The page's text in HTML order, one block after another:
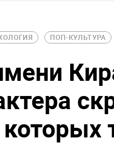
ПОП-КУЛЬТУРА